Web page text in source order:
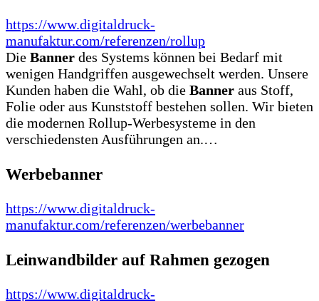
https://www.digitaldruck-
manufaktur.com/referenzen/rollup
Die Banner des Systems können bei Bedarf mit
wenigen Handgriffen ausgewechselt werden. Unsere
Kunden haben die Wahl, ob die Banner aus Stoff,
Folie oder aus Kunststoff bestehen sollen. Wir bieten
die modernen Rollup-Werbesysteme in den
verschiedensten Ausführungen an.…
Werbebanner
https://www.digitaldruck-
manufaktur.com/referenzen/werbebanner
Leinwandbilder auf Rahmen gezogen
https://www.digitaldruck-